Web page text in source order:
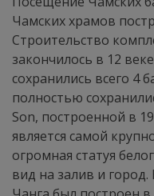
Чамских храмов
Строительство
закончилось в 12
сохранились всего 4
полностью
Son, построенной в
является самой
огромная статуя
вид на залив и